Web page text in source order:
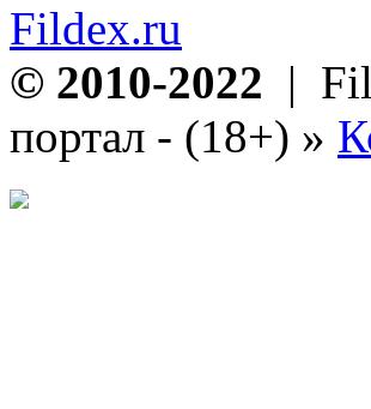
Fildex.ru
© 2010-2022 |
портал - (18+) »